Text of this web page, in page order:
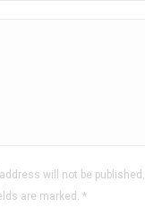
will not be published.
are marked. *